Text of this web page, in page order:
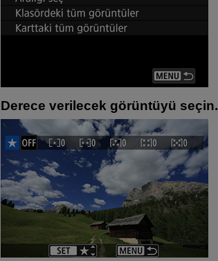
Derece verilecek görüntüyü seçin.